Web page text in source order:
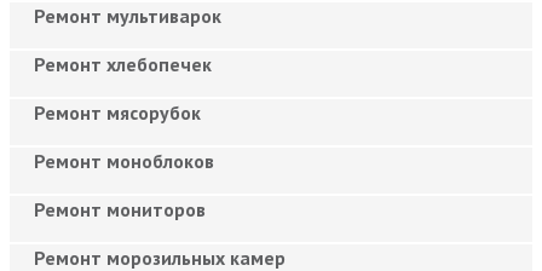
Ремонт мультиварок
Ремонт хлебопечек
Ремонт мясорубок
Ремонт моноблоков
Ремонт мониторов
Ремонт морозильных камер